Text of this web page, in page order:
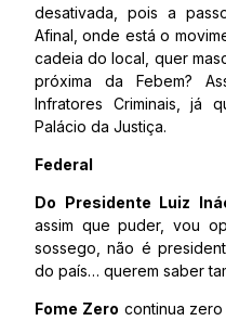
desativada, pois a
Afinal, onde está o
cadeia do local, quer
próxima da Febem?
Infratores Criminais, já
Palácio da Justiça.
Federal
Do Presidente Luiz
assim que puder, vou
sossego, não é
do país… querem saber
Fome Zero continua